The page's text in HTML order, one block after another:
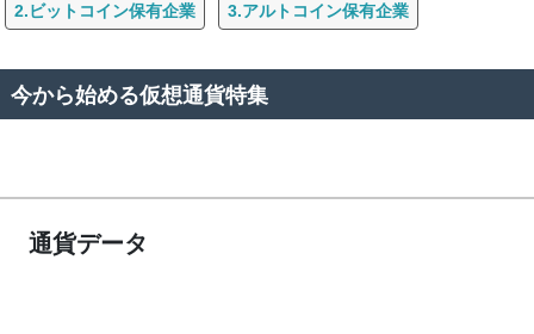
2.ビットコイン保有企業 3.アルトコイン保有企業
今から始める仮想通貨特集
通貨データ